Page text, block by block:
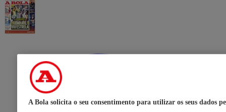
A Bola solicita o seu consentimento para utilizar os seus dados